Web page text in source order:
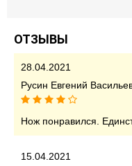
ОТЗЫВЫ
28.04.2021
Русин Евгений
Нож понравился.
15.04.2021